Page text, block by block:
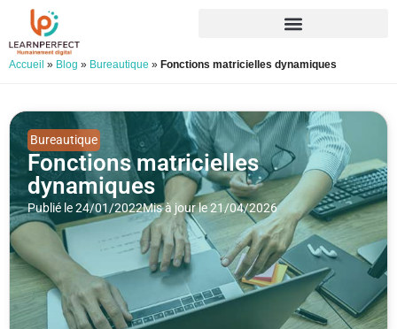
Accueil » Blog » Bureautique » Fonctions matricielles dynamiques
Bureautique
Fonctions matricielles
dynamiques
Publié le 24/01/2022Mis à jour le 21/04/2026